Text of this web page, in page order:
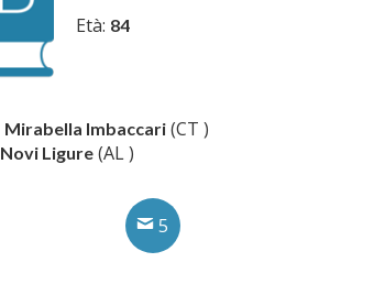
Età: 84
Mirabella Imbaccari (CT )
Novi Ligure (AL )
5